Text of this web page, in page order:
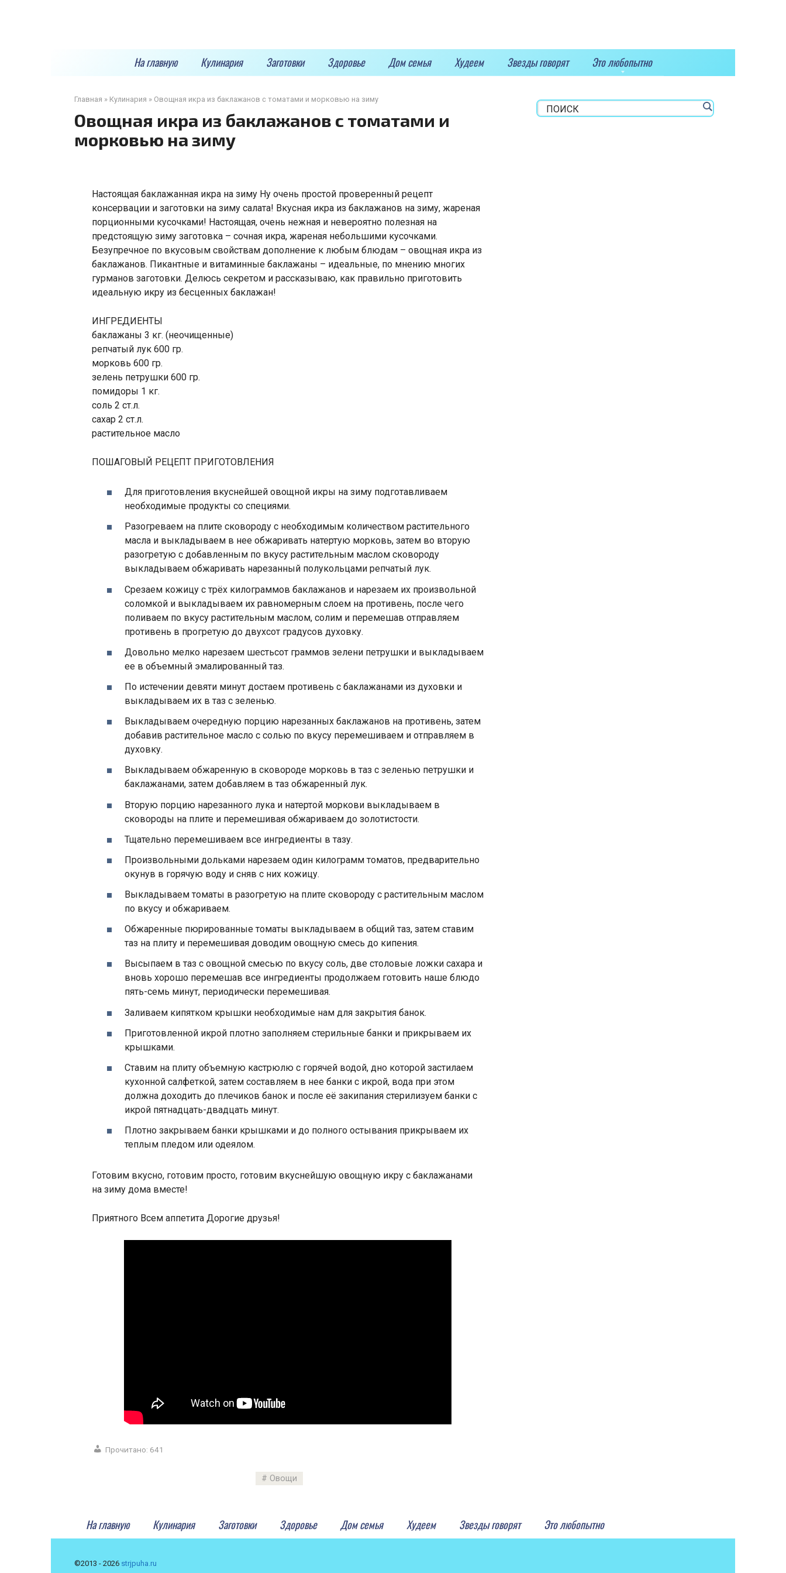
На главную Кулинария Заготовки Здоровье Дом семья Худеем Звезды говорят Это любопытно
Главная » Кулинария » Овощная икра из баклажанов с томатами и морковью на зиму
Овощная икра из баклажанов с томатами и
морковью на зиму
Настоящая баклажанная икра на зиму Ну очень простой проверенный рецепт
консервации и заготовки на зиму салата! Вкусная икра из баклажанов на зиму, жареная
порционными кусочками! Настоящая, очень нежная и невероятно полезная на
предстоящую зиму заготовка – сочная икра, жареная небольшими кусочками.
Безупречное по вкусовым свойствам дополнение к любым блюдам – овощная икра из
баклажанов. Пикантные и витаминные баклажаны – идеальные, по мнению многих
гурманов заготовки. Делюсь секретом и рассказываю, как правильно приготовить
идеальную икру из бесценных баклажан!
ИНГРЕДИЕНТЫ
баклажаны 3 кг. (неочищенные)
репчатый лук 600 гр.
морковь 600 гр.
зелень петрушки 600 гр.
помидоры 1 кг.
соль 2 ст.л.
сахар 2 ст.л.
растительное масло
ПОШАГОВЫЙ РЕЦЕПТ ПРИГОТОВЛЕНИЯ
Для приготовления вкуснейшей овощной икры на зиму подготавливаем
необходимые продукты со специями.
Разогреваем на плите сковороду с необходимым количеством растительного
масла и выкладываем в нее обжаривать натертую морковь, затем во вторую
разогретую с добавленным по вкусу растительным маслом сковороду
выкладываем обжаривать нарезанный полукольцами репчатый лук.
Срезаем кожицу с трёх килограммов баклажанов и нарезаем их произвольной
соломкой и выкладываем их равномерным слоем на противень, после чего
поливаем по вкусу растительным маслом, солим и перемешав отправляем
противень в прогретую до двухсот градусов духовку.
Довольно мелко нарезаем шестьсот граммов зелени петрушки и выкладываем
ее в объемный эмалированный таз.
По истечении девяти минут достаем противень с баклажанами из духовки и
выкладываем их в таз с зеленью.
Выкладываем очередную порцию нарезанных баклажанов на противень, затем
добавив растительное масло с солью по вкусу перемешиваем и отправляем в
духовку.
Выкладываем обжаренную в сковороде морковь в таз с зеленью петрушки и
баклажанами, затем добавляем в таз обжаренный лук.
Вторую порцию нарезанного лука и натертой моркови выкладываем в
сковороды на плите и перемешивая обжариваем до золотистости.
Тщательно перемешиваем все ингредиенты в тазу.
Произвольными дольками нарезаем один килограмм томатов, предварительно
окунув в горячую воду и сняв с них кожицу.
Выкладываем томаты в разогретую на плите сковороду с растительным маслом
по вкусу и обжариваем.
Обжаренные пюрированные томаты выкладываем в общий таз, затем ставим
таз на плиту и перемешивая доводим овощную смесь до кипения.
Высыпаем в таз с овощной смесью по вкусу соль, две столовые ложки сахара и
вновь хорошо перемешав все ингредиенты продолжаем готовить наше блюдо
пять-семь минут, периодически перемешивая.
Заливаем кипятком крышки необходимые нам для закрытия банок.
Приготовленной икрой плотно заполняем стерильные банки и прикрываем их
крышками.
Ставим на плиту объемную кастрюлю с горячей водой, дно которой застилаем
кухонной салфеткой, затем составляем в нее банки с икрой, вода при этом
должна доходить до плечиков банок и после её закипания стерилизуем банки с
икрой пятнадцать-двадцать минут.
Плотно закрываем банки крышками и до полного остывания прикрываем их
теплым пледом или одеялом.
Готовим вкусно, готовим просто, готовим вкуснейшую овощную икру с баклажанами
на зиму дома вместе!
Приятного Всем аппетита Дорогие друзья!
Прочитано: 641
Овощи
На главную Кулинария Заготовки Здоровье Дом семья Худеем Звезды говорят Это любопытно
©2013 - 2026 strjpuha.ru